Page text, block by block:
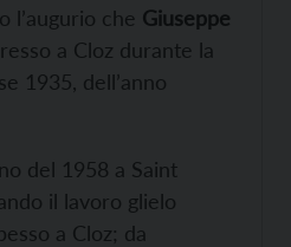
l’augurio che Giuseppe
a Cloz durante la
1935, dell’anno
del 1958 a Saint
il lavoro glielo
a Cloz; da